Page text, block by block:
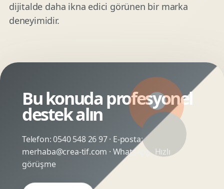
dijitalde daha ikna edici görünen bir marka
deneyimidir.
Bu konuda profesyonel
destek alın
Telefon:0540 548 26 97· E-posta:
merhaba@crea-tif.com · WhatsApp:Hızlı
görüşme